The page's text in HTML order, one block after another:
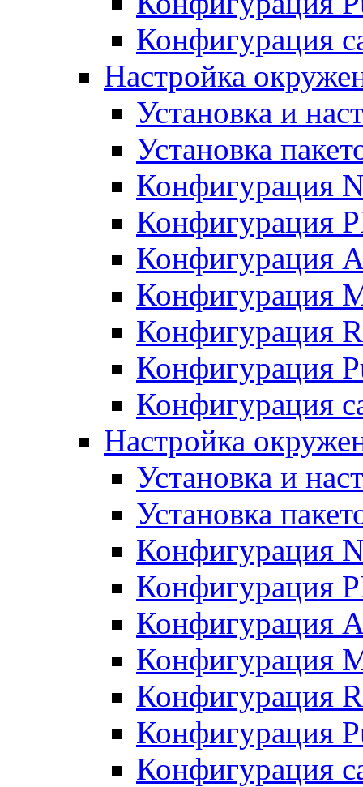
Конфигурация
Настройка
Установка и
Установка
Конфигурация
Конфигурация
Конфигурация
Конфигурация
Конфигурация
Конфигурация
Конфигурация
Настройка
Установка и
Установка
Конфигурация
Конфигурация
Конфигурация
Конфигурация
Конфигурация
Конфигурация
Конфигурация